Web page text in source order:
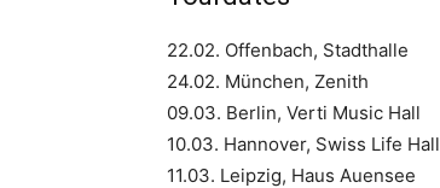
22.02. Offenbach, Stadthalle
24.02. München, Zenith
09.03. Berlin, Verti Music Hall
10.03. Hannover, Swiss Life Hall
11.03. Leipzig, Haus Auensee